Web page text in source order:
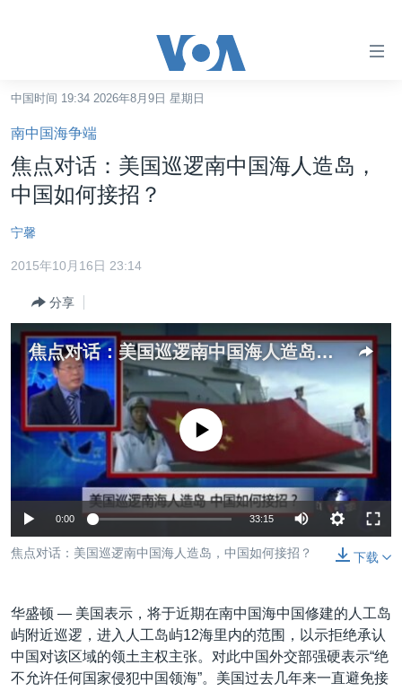
碍
链
接
跳
转
容
到
导
转
中国
最新国际新闻
印太
中东
非洲
全球议题
分类新闻
经济·金融·贸易
人权·法律·宗教
科教·文娱·体健
军事
环境
美中关系
热点专题
白宫要闻
国会报道
美中关系
美国建国250周年
埃博拉疫情
台海两岸关系
南中国海争端
VOA视频
VOA今日焦点
中文广播
关注我们
其他语言网站
中国时间 19:34 2026年8月9日 星期日
南中国海争端
焦点对话：美国巡逻南中国海人造岛，
中国如何接招？
宁馨
2015年10月16日 23:14
分享
焦点对话：美国巡逻南中国海人造岛，中国如何接招？
没有媒体可用资源
0:00 33:15
下载
焦点对话：美国巡逻南中国海人造岛，中国如何接招？
华盛顿 — 美国表示，将于近期在南中国海中国修建的人工岛
屿附近巡逻，进入人工岛屿12海里内的范围，以示拒绝承认
中国对该区域的领土主权主张。对此中国外交部强硬表示“绝
不允许任何国家侵犯中国领海”。美国过去几年来一直避免接